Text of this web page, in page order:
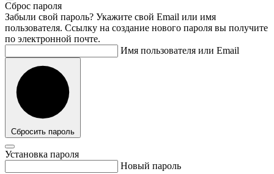
Cброс пароля
Забыли свой пароль? Укажите свой Email или имя
пользователя. Ссылку на создание нового пароля вы получите
по электронной почте.
Имя пользователя или Email
Сбросить пароль
Установка пароля
Новый пароль